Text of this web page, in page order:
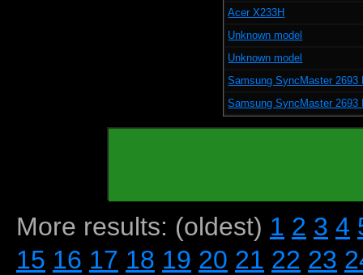
Acer X233H
Unknown model
Unknown model
Samsung SyncMaster 2693
Samsung SyncMaster 2693
More results: (oldest) 1 2 3 4
15 16 17 18 19 20 21 22 23